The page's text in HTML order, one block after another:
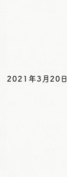
2021年3月20日